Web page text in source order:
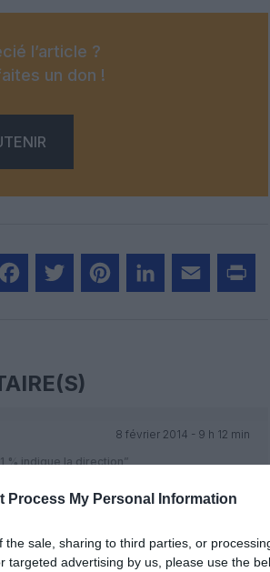
Process My Personal Information
the sale, sharing to third parties, or
targeted advertising by us, please use the
l’article ?
un don !
8 février 2014 - 9 h 12 min
% indique la direction”
RÉPONDRE
8 février 2014 - 12 h 31 min